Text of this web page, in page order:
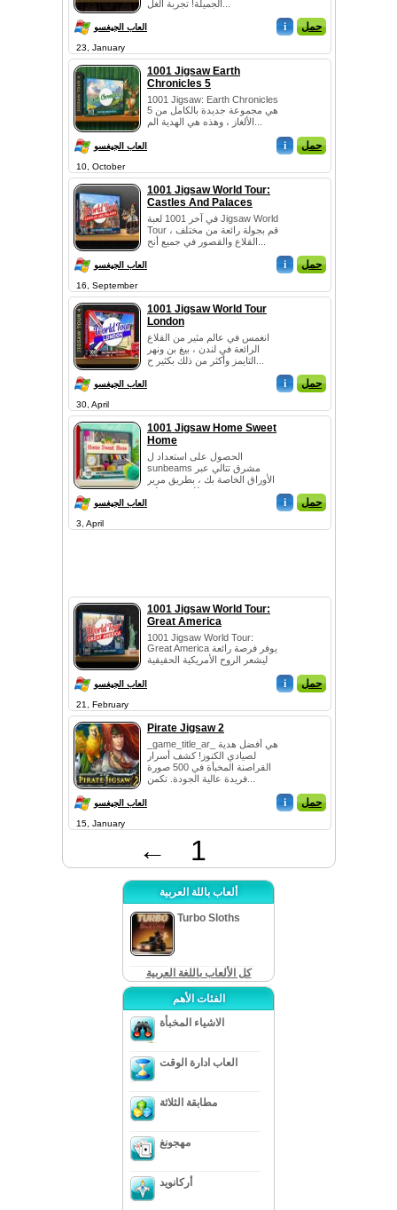
العاب الجيغسو i حمل
23, January
1001 Jigsaw Earth
Chronicles 5
1001 Jigsaw: Earth Chronicles
5 هي مجموعة جديدة بالكامل من
العاب الجيغسو i حمل
10, October
1001 Jigsaw World Tour:
Castles And Palaces
في آخر 1001 لعبة Jigsaw World
Tour ، قم بجولة رائعة من مختلف
العاب الجيغسو i حمل
16, September
1001 Jigsaw World Tour
London
انغمس في عالم مثير من القلاع
الرائعة في لندن ، بيغ بن ونهر
العاب الجيغسو i حمل
30, April
1001 Jigsaw Home Sweet
Home
الحصول على استعداد ل
sunbeams مشرق تتالي عبر
الأوراق الخاصة بك ، بطريق مرير
العاب الجيغسو i حمل
3, April
1001 Jigsaw World Tour:
Great America
1001 Jigsaw World Tour:
Great America يوفر فرصة رائعة
ليشعر الروح الأمريكية الحقيقية
العاب الجيغسو i حمل
21, February
Pirate Jigsaw 2
_game_title_ar_ هي أفضل هدية
لصيادي الكنوز! كشف أسرار
القراصنة المخبأة في 500 صورة
العاب الجيغسو i حمل
15, January
← 1
ألعاب باللة العربية
Turbo Sloths
كل الألعاب باللغة العربية
الفئات الأهم
الاشياء المخبأة
العاب ادارة الوقت
مطابقة الثلاثة
مهجونغ
أركانويد